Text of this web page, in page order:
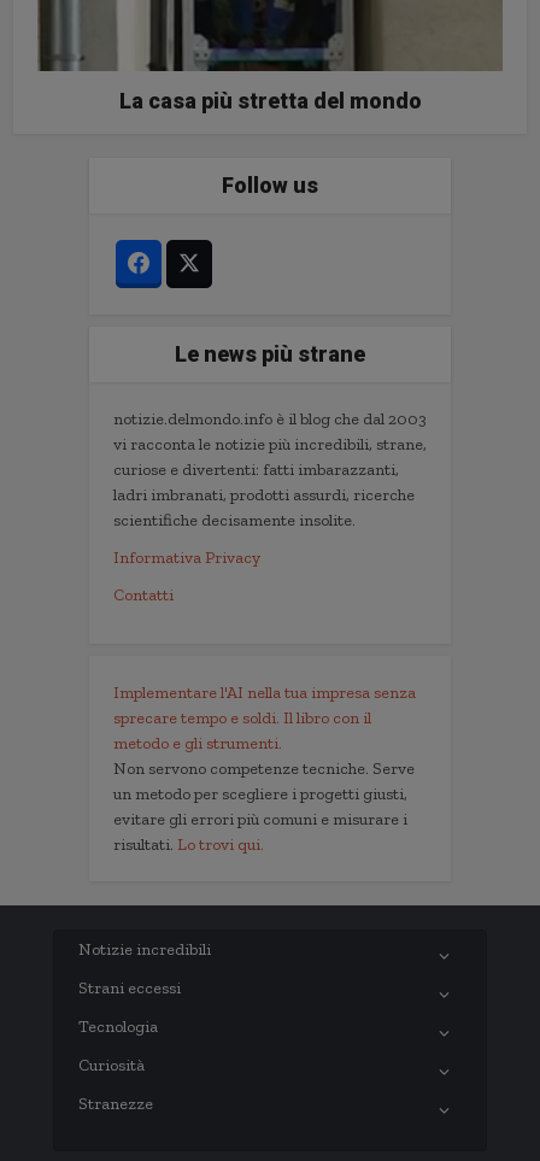
La casa più stretta del mondo
Follow us
Le news più strane
notizie.delmondo.info è il blog che dal 2003
vi racconta le notizie più incredibili, strane,
curiose e divertenti: fatti imbarazzanti,
ladri imbranati, prodotti assurdi, ricerche
scientifiche decisamente insolite.
Informativa Privacy
Contatti
Implementare l'AI nella tua impresa senza
sprecare tempo e soldi. Il libro con il
metodo e gli strumenti.
Non servono competenze tecniche. Serve
un metodo per scegliere i progetti giusti,
evitare gli errori più comuni e misurare i
risultati. Lo trovi qui.
Notizie incredibili
Strani eccessi
Tecnologia
Curiosità
Stranezze